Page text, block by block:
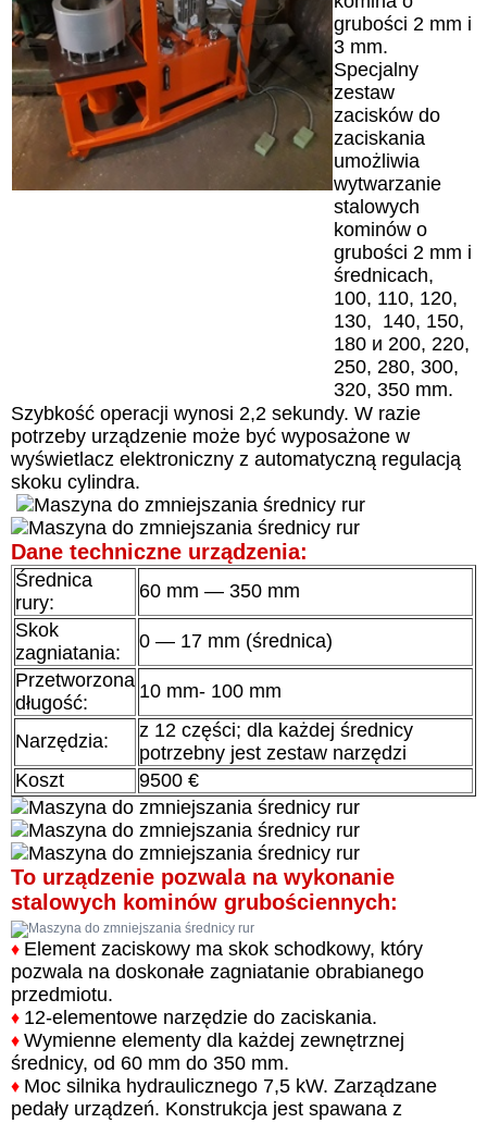
grubości 2 mm i
3 mm.
Specjalny
zestaw
zacisków do
zaciskania
umożliwia
wytwarzanie
stalowych
kominów o
grubości 2 mm i
średnicach,
100, 110, 120,
130, 140, 150,
180 и 200, 220,
250, 280, 300,
320, 350 mm.
Szybkość operacji wynosi 2,2 sekundy. W razie
potrzeby urządzenie może być wyposażone w
wyświetlacz elektroniczny z automatyczną regulacją
skoku cylindra.
Dane techniczne urządzenia:
Średnica
rury:
60 mm — 350 mm
Skok
zagniatania:
0 — 17 mm (średnica)
Przetworzona
długość:
10 mm- 100 mm
Narzędzia:
z 12 części; dla każdej średnicy
potrzebny jest zestaw narzędzi
Koszt
9500 €
To urządzenie pozwala na wykonanie
stalowych kominów grubościennych:
♦ Element zaciskowy ma skok schodkowy, który
pozwala na doskonałe zagniatanie obrabianego
przedmiotu.
♦ 12-elementowe narzędzie do zaciskania.
♦ Wymienne elementy dla każdej zewnętrznej
średnicy, od 60 mm do 350 mm.
♦ Moc silnika hydraulicznego 7,5 kW. Zarządzane
pedały urządzeń. Konstrukcja jest spawana z